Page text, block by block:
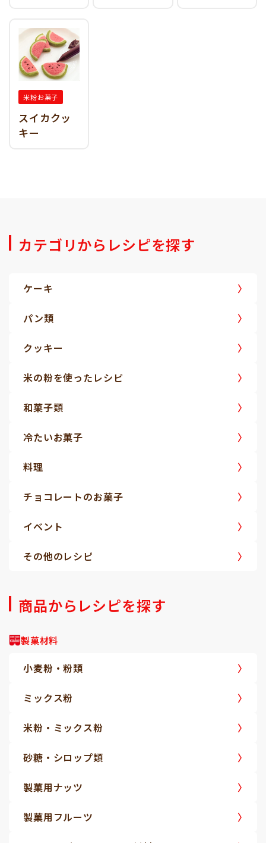
米粉お菓子
スイカクッ
キー
カテゴリからレシピを探す
ケーキ
パン類
クッキー
米の粉を使ったレシピ
和菓子類
冷たいお菓子
料理
チョコレートのお菓子
イベント
その他のレシピ
商品からレシピを探す
製菓材料
小麦粉・粉類
ミックス粉
米粉・ミックス粉
砂糖・シロップ類
製菓用ナッツ
製菓用フルーツ